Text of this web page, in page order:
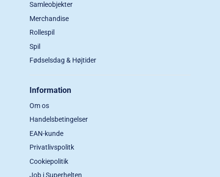
Samleobjekter
Merchandise
Rollespil
Spil
Fødselsdag & Højtider
Information
Om os
Handelsbetingelser
EAN-kunde
Privatlivspolitk
Cookiepolitik
Job i Superhelten